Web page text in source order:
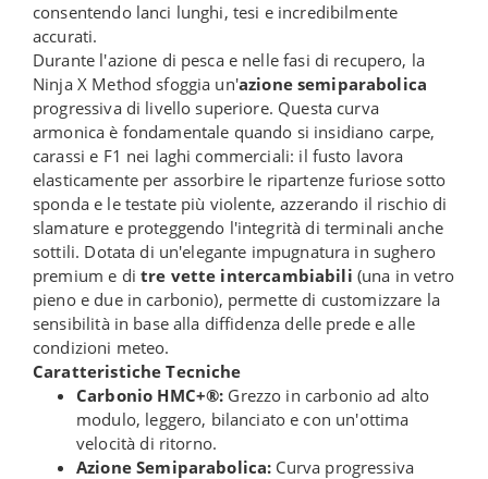
consentendo lanci lunghi, tesi e incredibilmente
accurati.
Durante l'azione di pesca e nelle fasi di recupero, la
Ninja X Method sfoggia un'azione semiparabolica
progressiva di livello superiore. Questa curva
armonica è fondamentale quando si insidiano carpe,
carassi e F1 nei laghi commerciali: il fusto lavora
elasticamente per assorbire le ripartenze furiose sotto
sponda e le testate più violente, azzerando il rischio di
slamature e proteggendo l'integrità di terminali anche
sottili. Dotata di un'elegante impugnatura in sughero
premium e di tre vette intercambiabili (una in vetro
pieno e due in carbonio), permette di customizzare la
sensibilità in base alla diffidenza delle prede e alle
condizioni meteo.
Caratteristiche Tecniche
Carbonio HMC+®: Grezzo in carbonio ad alto
modulo, leggero, bilanciato e con un'ottima
velocità di ritorno.
Azione Semiparabolica: Curva progressiva